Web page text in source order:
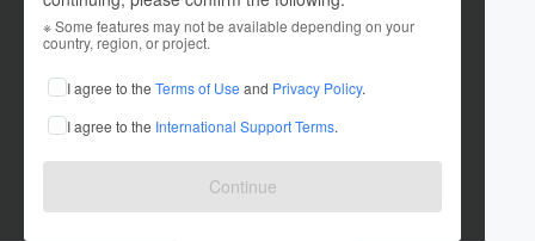
※ Some features may not be available depending on your
country, region, or project.
I agree to the Terms of Use and Privacy Policy.
I agree to the International Support Terms.
Continue
Yumikoyasui
これまでに1件のプロジェクトを投稿しています
在住国：未設定
出身国：未設定